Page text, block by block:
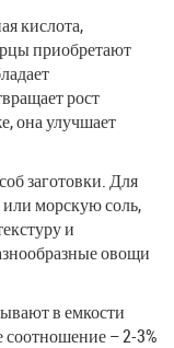
кислота,
приобретают
рост
она улучшает
заготовки. Для
морскую соль,
и
овощи
в емкости
– 2-3%